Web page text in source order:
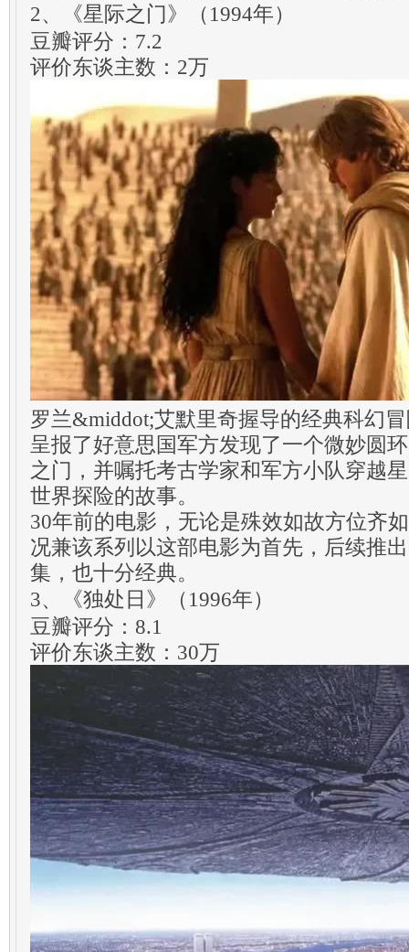
2、《星际之门》（1994年）
豆瓣评分：7.2
评价东谈主数：2万
罗兰&middot;艾默里奇握导的经典科幻
呈报了好意思国军方发现了一个微妙圆
之门，并嘱托考古学家和军方小队穿越
世界探险的故事。
30年前的电影，无论是殊效如故方位齐
况兼该系列以这部电影为首先，后续推
集，也十分经典。
3、《独处日》（1996年）
豆瓣评分：8.1
评价东谈主数：30万